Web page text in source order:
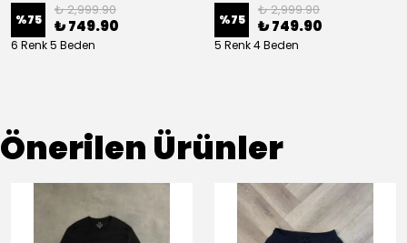
%75
₺ 2,999.90
₺ 749.90
6 Renk 5 Beden
%75
₺ 2,999.90
₺ 749.90
5 Renk 4 Beden
Önerilen Ürünler